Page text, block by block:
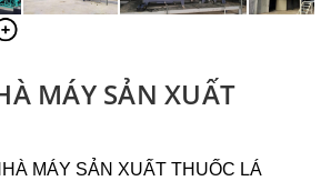
MÁY SẢN XUẤT
MÁY SẢN XUẤT THUỐC LÁ